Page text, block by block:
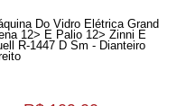
Do Vidro Elétrica Grand
12> E Palio 12> Zinni E
R-1447 D Sm - Dianteiro